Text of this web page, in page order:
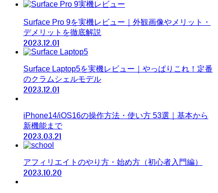
Surface Pro 9を実機レビュー｜外観画像やメリット・
デメリットを徹底解説
2023.12.01
Surface Laptop5を実機レビュー｜やっぱりこれ！定番
のクラムシェルモデル
2023.12.01
iPhone14/iOS16の操作方法・使い方 53選｜基本から
新機能まで
2023.03.21
アフィリエイトのやり方・始め方（初心者入門編）
2023.10.20